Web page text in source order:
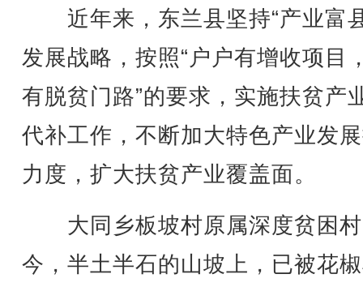
近年来，东兰县坚持“产业富
发展战略，按照“户户有增收项目
有脱贫门路”的要求，实施扶贫产
代补工作，不断加大特色产业发
力度，扩大扶贫产业覆盖面。
大同乡板坡村原属深度贫困
今，半土半石的山坡上，已被花